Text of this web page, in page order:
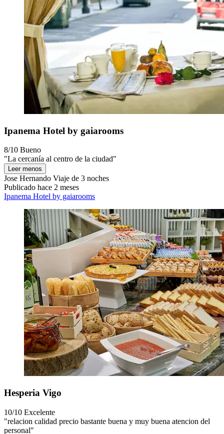
Ipanema Hotel by gaiarooms
8/10 Bueno
"La cercanía al centro de la ciudad"
Leer menos
Jose Hernando Viaje de 3 noches
Publicado hace 2 meses
Ipanema Hotel by gaiarooms
Hesperia Vigo
10/10 Excelente
"relacion calidad precio bastante buena y muy buena atencion del
personal"